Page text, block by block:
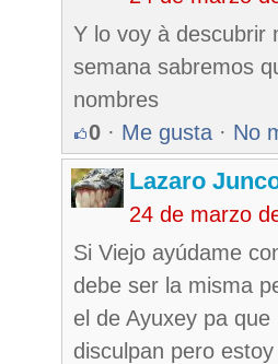
Y lo voy à descubrir
semana sabremos
nombres
0 · Me gusta · No
Lazaro
24 de marzo
Si Viejo ayúdame
debe ser la misma
el de Ayuxey pa
disculpan pero